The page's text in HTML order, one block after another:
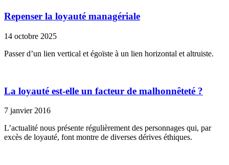
Repenser la loyauté managériale
14 octobre 2025
Passer d’un lien vertical et égoïste à un lien horizontal et altruiste.
La loyauté est-elle un facteur de malhonnêteté ?
7 janvier 2016
L’actualité nous présente régulièrement des personnages qui, par
excès de loyauté, font montre de diverses dérives éthiques.